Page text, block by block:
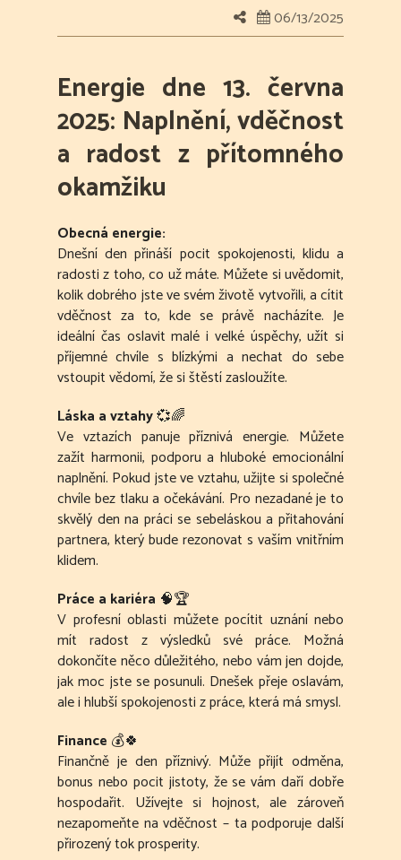
06/13/2025
Energie dne 13. června
2025: Naplnění, vděčnost
a radost z přítomného
okamžiku
Obecná energie:
Dnešní den přináší pocit spokojenosti, klidu a
radosti z toho, co už máte. Můžete si uvědomit,
kolik dobrého jste ve svém životě vytvořili, a cítit
vděčnost za to, kde se právě nacházíte. Je
ideální čas oslavit malé i velké úspěchy, užít si
příjemné chvíle s blízkými a nechat do sebe
vstoupit vědomí, že si štěstí zasloužíte.
Láska a vztahy💞🌈
Ve vztazích panuje příznivá energie. Můžete
zažít harmonii, podporu a hluboké emocionální
naplnění. Pokud jste ve vztahu, užijte si společné
chvíle bez tlaku a očekávání. Pro nezadané je to
skvělý den na práci se sebeláskou a přitahování
partnera, který bude rezonovat s vaším vnitřním
klidem.
Práce a kariéra 🧠🏆
V profesní oblasti můžete pocítit uznání nebo
mít radost z výsledků své práce. Možná
dokončíte něco důležitého, nebo vám jen dojde,
jak moc jste se posunuli. Dnešek přeje oslavám,
ale i hlubší spokojenosti z práce, která má smysl.
Finance 💰🍀
Finančně je den příznivý. Může přijít odměna,
bonus nebo pocit jistoty, že se vám daří dobře
hospodařit. Užívejte si hojnost, ale zároveň
nezapomeňte na vděčnost – ta podporuje další
přirozený tok prosperity.